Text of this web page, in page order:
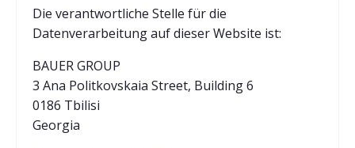
Die verantwortliche Stelle für die
Datenverarbeitung auf dieser Website ist:
BAUER GROUP
3 Ana Politkovskaia Street, Building 6
0186 Tbilisi
Georgia